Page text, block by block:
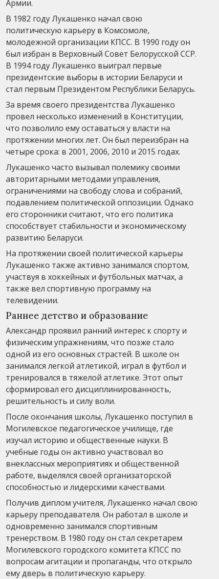
Армии.
В 1982 году Лукашенко начал свою
политическую карьеру в Комсомоле,
молодежной организации КПСС. В 1990 году он
был избран в Верховный Совет Белорусской ССР.
В 1994 году Лукашенко выиграл первые
президентские выборы в истории Беларуси и
стал первым Президентом Республики Беларусь.
За время своего президентства Лукашенко
провел несколько изменений в Конституции,
что позволило ему оставаться у власти на
протяжении многих лет. Он был переизбран на
четыре срока: в 2001, 2006, 2010 и 2015 годах.
Лукашенко часто вызывал полемику своими
авторитарными методами управления,
ограничениями на свободу слова и собраний,
подавлением политической оппозиции. Однако
его сторонники считают, что его политика
способствует стабильности и экономическому
развитию Беларуси.
На протяжении своей политической карьеры
Лукашенко также активно занимался спортом,
участвуя в хоккейных и футбольных матчах, а
также вел спортивную программу на
телевидении.
Раннее детство и образование
Александр проявил ранний интерес к спорту и
физическим упражнениям, что позже стало
одной из его основных страстей. В школе он
занимался легкой атлетикой, играл в футбол и
тренировался в тяжелой атлетике. Этот опыт
сформировал его дисциплинированность,
решительность и силу воли.
После окончания школы, Лукашенко поступил в
Могилевское педагогическое училище, где
изучал историю и общественные науки. В
учебные годы он активно участвовал во
внеклассных мероприятиях и общественной
работе, выделялся своей организаторской
способностью и лидерскими качествами.
Получив диплом учителя, Лукашенко начал свою
карьеру преподавателя. Он работал в школе и
одновременно занимался спортивным
тренерством. В 1980 году он стал секретарем
Могилевского городского комитета КПСС по
вопросам агитации и пропаганды, что открыло
ему дверь в политическую карьеру.